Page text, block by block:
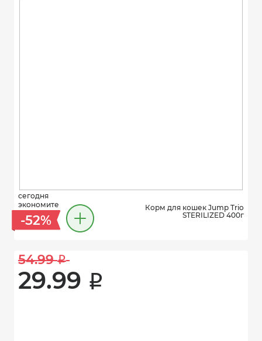
сегодня
экономите
-52%
Корм для кошек Jump Trio
STERILIZED 400г
54.99 i
29.99 i